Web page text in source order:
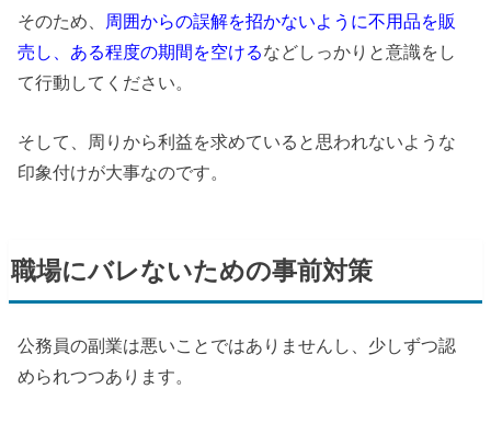
そのため、 周囲からの誤解を招かないように不用品を販
売し、ある程度の期間を空けるなどしっかりと意識をし
て行動してください。
そして、周りから利益を求めていると思われないような
印象付けが大事なのです。
職場にバレないための事前対策
公務員の副業は悪いことではありませんし、少しずつ認
められつつあります。